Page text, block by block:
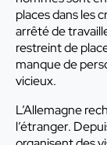
places dans les
arrêté de
restreint de
manque de
vicieux.
L’Allemagne
l’étranger.